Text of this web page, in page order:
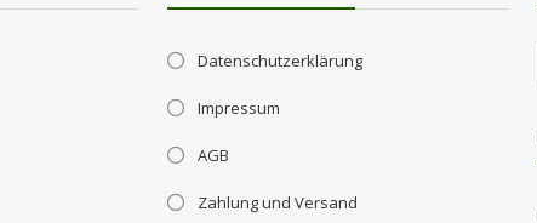
Datenschutzerklärung
Impressum
AGB
Zahlung und Versand